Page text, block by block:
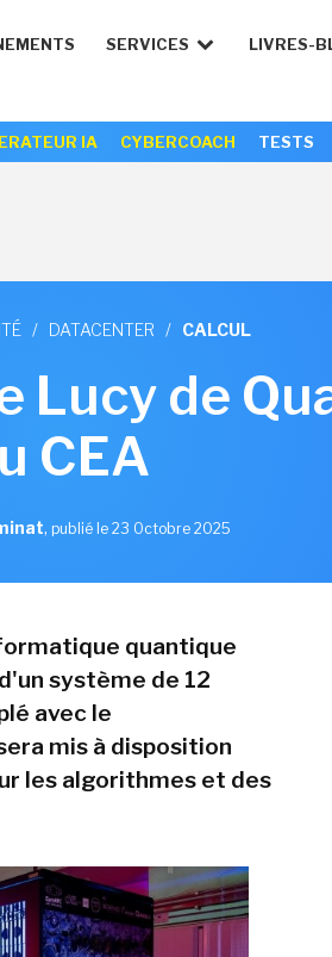
SERVICES LIVRES-
IA CYBERCOACH TESTS
/ DATACENTER / CALCUL
Lucy de
CEA
, publié le 23 Octobre 2025
quantique
système de 12
avec le
mis à disposition
les algorithmes et des